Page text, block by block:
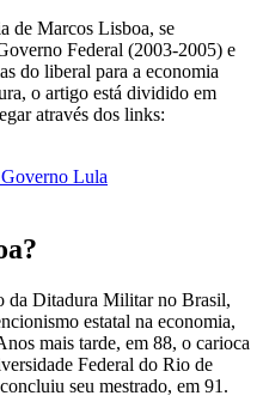
de Marcos Lisboa, se
Federal (2003-2005) e
do liberal para a economia
o artigo está dividido em
através dos links:
Lula
da Ditadura Militar no Brasil,
estatal na economia,
mais tarde, em 88, o carioca
Federal do Rio de
seu mestrado, em 91.